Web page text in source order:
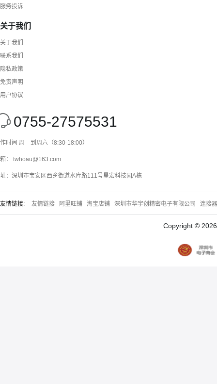
服务投诉
关于我们
关于我们
联系我们
隐私政策
免责声明
用户协议
0755-27575531
时间 周一到周六（8:30-18:00）
： twhoau@163.com
：深圳市宝安区西乡街道水库路111号星宏科技园A栋
友情链接: 友情链接 阿里旺铺 淘宝店铺 深圳市华宇创精密电子有限公司 连接
Copyright ©